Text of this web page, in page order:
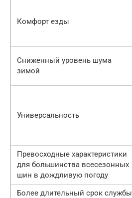
Комфорт езды
Сниженный уровень шума
зимой
Универсальность
Превосходные характеристики
для большинства всесезонных
шин в дождливую погоду
Более длительный срок службы